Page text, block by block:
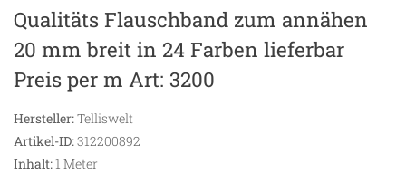
Qualitäts Flauschband zum annähen
20 mm breit in 24 Farben lieferbar
Preis per m Art: 3200
Hersteller:Telliswelt
Artikel-ID:312200892
Inhalt:1 Meter